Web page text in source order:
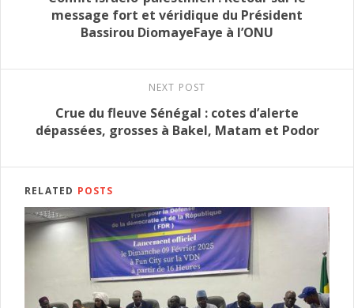
message fort et véridique du Président
Bassirou DiomayeFaye à l’ONU
NEXT POST
Crue du fleuve Sénégal : cotes d’alerte
dépassées, grosses à Bakel, Matam et Podor
RELATED POSTS